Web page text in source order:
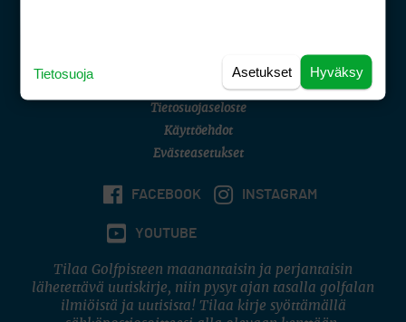
(digi) digi@otavamedia.fi
Tietosuojaseloste
Käyttöehdot
Evästeasetukset
FACEBOOK INSTAGRAM
YOUTUBE
Tilaa Golfpisteen maanantaisin ja perjantaisin
lähetettävä uutiskirje, niin pysyt ajan tasalla golfalan
ilmiöistä ja uutisista! Tilaa kirje syöttämällä
Hyväksy
Asetukset
Tietosuoja